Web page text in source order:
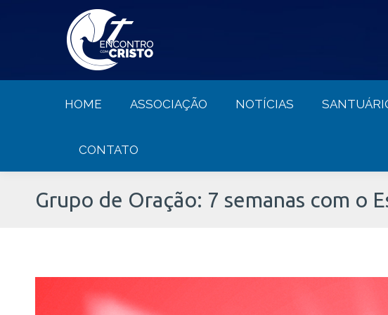
HOME ASSOCIAÇÃO NOTÍCIAS
CONTATO
Grupo de Oração: 7 semanas com o
HOME